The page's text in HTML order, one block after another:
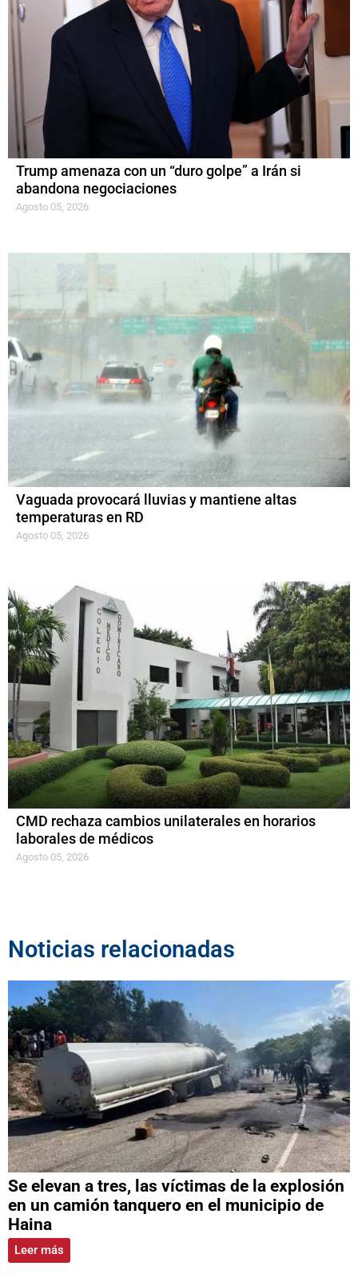
Trump amenaza con un “duro golpe” a Irán si
abandona negociaciones
Agosto 05, 2026
Vaguada provocará lluvias y mantiene altas
temperaturas en RD
Agosto 05, 2026
CMD rechaza cambios unilaterales en horarios
laborales de médicos
Agosto 05, 2026
Noticias relacionadas
Se elevan a tres, las víctimas de la explosión
en un camión tanquero en el municipio de
Haina
Leer más